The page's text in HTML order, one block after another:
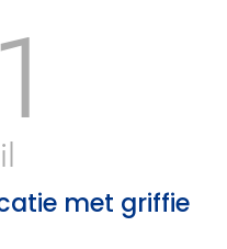
met griffie